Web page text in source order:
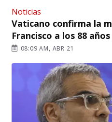
Noticias
Vaticano confirma la
Francisco a los 88 años
08:09 AM, ABR 21